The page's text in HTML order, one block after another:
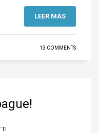
LEER MÁS
13 COMMENTS